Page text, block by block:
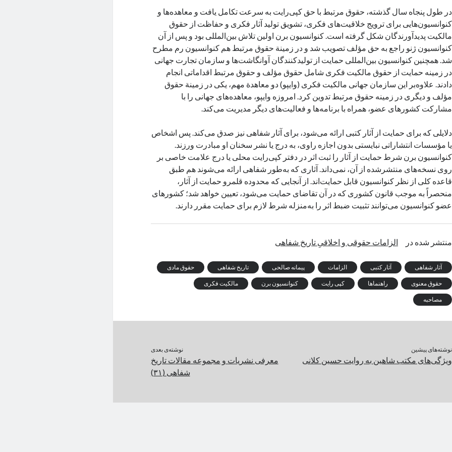
در طول پنجاه سال گذشته، حقوق مرتبط با حق کپی‌رایت به سرعت تکامل یافت و معاهده‌ها و
کنوانسیون‌هایی برای ترویج خلاقیت‌های فکری، تشویق تولید آثار فکری و حفاظت از حقوق
مالکیت پدیدآورندگان شکل گرفته است. کنوانسیون برن اولین تلاش بین‌المللی بود و پس از آن
کنوانسیون ژنو راجع به حق مؤلف تصویب شد و در زمینة حقوق مرتبط هم کنوانسیون رم مطرح
شد. همچنین کنوانسیون بین‌المللی حمایت از تولیدکنندگان آوانگاشت‌ها و سازمان تجارت جهانی
در زمینه حمایت از حقوق مالکیت فکری شامل حقوق مؤلف و حقوق مرتبط اقداماتی انجام
دادند. علاوه‌بر این سازمان جهانی مالکیت فکری (وایپو) دو معاهدة مهم، یکی در زمینة حقوق
مؤلف و دیگری در زمینه حقوق مرتبط تدوین کرد. امروزه وایپو، معاهده‌های جهانی را با
مشارکت کشورهای عضو، همراه با برنامه‌ها و فعالیت‌های دیگر مدیریت می‌کند.
دلایلی که برای حمایت از آثار کتبی ارائه می‌شود، برای آثار شفاهی نیز صدق می‌کند. پس اشخاص
یا مؤسسات انتشاراتی نبایستی بدون اجازه راوی، به درج یا نشر سخنان او مبادرت ورزند.
کنوانسیون برن شرط حمایت از آثار را ثبت اثر در دفتر کپی‌رایت محلی یا درج علامت خاصی بر
روی نسخه‌های منتشرشده از آن، نمی‌داند. آثاری که به‌طور شفاهی ارائه می‌شوند هم طبق
قاعده کلی از نظر کنوانسیون قابل حمایت‌اند. از آنجایی که محدوده قلمرو حمایت از آثار،
منحصراً به موجب قانون کشوری که در آن تقاضای حمایت می‌شود، تعیین خواهد شد؛ کشورهای
عضو کنوانسیون می‌توانند تثبیت ضبط اثر را به‌منزله شرط لازم برای حمایت مقرر دارند.
منتشر شده در الزامات حقوقی و اخلاقیِ تاریخ شفاهی
آثار شفاهی آثار کتبی الزامات پیمانه صالحی تاریخ شفاهی حقوق مادی
حقوق معنوی راهنماها کپی رایت کنوانسیون برن مالکیت فکری
مصاحبه
نوشته‌های پیشین
ویژگی‌های مکتب شاهین به روایت حسین کلانی
نوشته‌ی بعدی
معرفی نشریات و مجموعه مقالات تاریخ
شفاهی (۳۱)